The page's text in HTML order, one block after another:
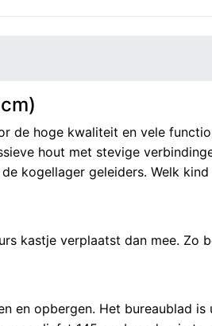
de hoge kwaliteit en vele
hout met stevige
kogellager geleiders. Welk kind
kastje verplaatst dan mee. Zo
en opbergen. Het bureaublad is